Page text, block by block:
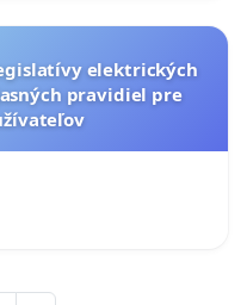
elektrických
pravidiel pre